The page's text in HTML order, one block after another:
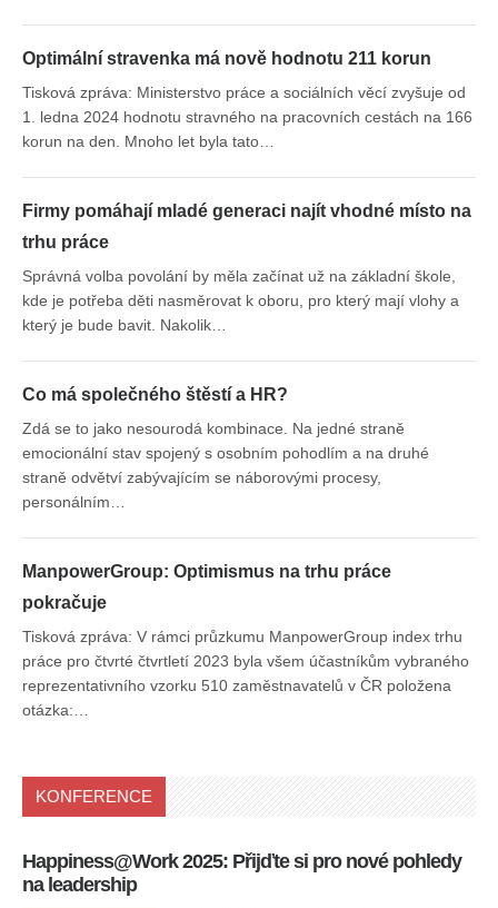
Optimální stravenka má nově hodnotu 211 korun
Tisková zpráva: Ministerstvo práce a sociálních věcí zvyšuje od
1. ledna 2024 hodnotu stravného na pracovních cestách na 166
korun na den. Mnoho let byla tato…
Firmy pomáhají mladé generaci najít vhodné místo na
trhu práce
Správná volba povolání by měla začínat už na základní škole,
kde je potřeba děti nasměrovat k oboru, pro který mají vlohy a
který je bude bavit. Nakolik…
Co má společného štěstí a HR?
Zdá se to jako nesourodá kombinace. Na jedné straně
emocionální stav spojený s osobním pohodlím a na druhé
straně odvětví zabývajícím se náborovými procesy,
personálním…
ManpowerGroup: Optimismus na trhu práce
pokračuje
Tisková zpráva: V rámci průzkumu ManpowerGroup index trhu
práce pro čtvrté čtvrtletí 2023 byla všem účastníkům vybraného
reprezentativního vzorku 510 zaměstnavatelů v ČR položena
otázka:…
KONFERENCE
Happiness@Work 2025: Přijďte si pro nové pohledy
na leadership